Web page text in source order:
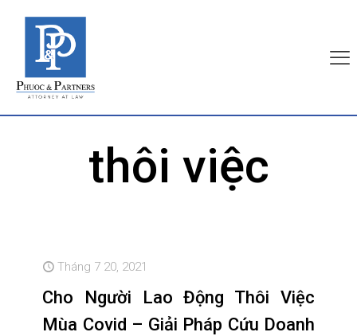
thôi việc
Tháng 7 20, 2021
Cho Người Lao Động Thôi Việc
Mùa Covid – Giải Pháp Cứu Doanh